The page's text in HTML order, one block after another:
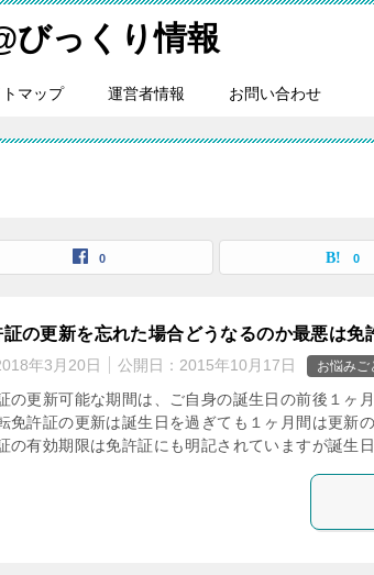
びっくり情報
マップ 運営者情報 お問い合わせ
0 0
の更新を忘れた場合どうなるのか最悪は免
年3月20日 公開日： 2015年10月17日 お悩みご
の更新可能な期間は、ご自身の誕生日の前後１ヶ
免許証の更新は誕生日を過ぎても１ヶ月間は更新
の有効期限は免許証にも明記されていますが誕生